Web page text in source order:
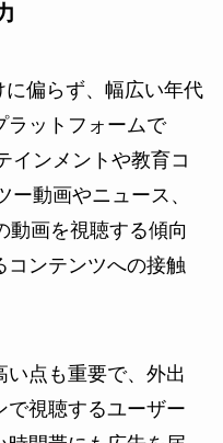
偏らず、幅広い年代
ラットフォームで
インメントや教育コ
動画やニュース、
動画を視聴する傾向
コンテンツへの接触
い点も重要で、外出
で視聴するユーザー